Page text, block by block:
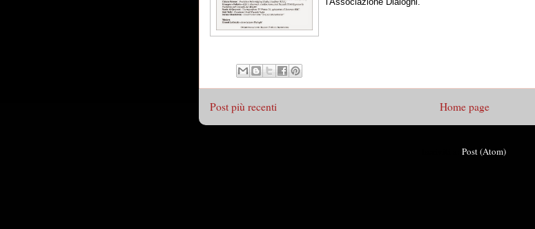
Post più recenti Home page
Post (Atom)